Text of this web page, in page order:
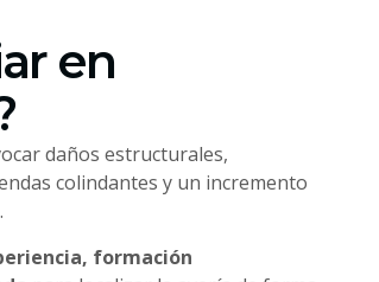
en
daños estructurales,
colindantes y un incremento
formación